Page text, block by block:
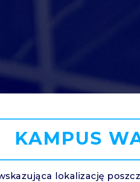
KAMPUS
lokalizację